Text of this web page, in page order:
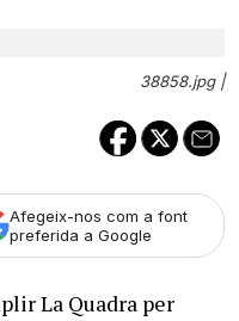
38858.jpg |
Afegeix-nos com a font
preferida a Google
La Quadra per